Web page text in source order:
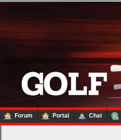
Forum Portal Chat